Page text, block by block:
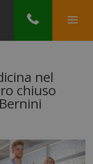
nel
chiuso